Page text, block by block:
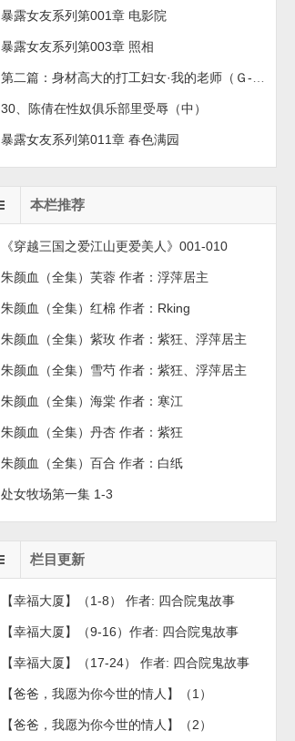
暴露女友系列第001章 电影院
暴露女友系列第003章 照相
30、陈倩在性奴俱乐部里受辱（中）
暴露女友系列第011章 春色满园
本栏推荐
《穿越三国之爱江山更爱美人》001-010
朱颜血（全集）芙蓉 作者：浮萍居主
朱颜血（全集）红棉 作者：Rking
朱颜血（全集）紫玫 作者：紫狂、浮萍居主
朱颜血（全集）雪芍 作者：紫狂、浮萍居主
朱颜血（全集）海棠 作者：寒江
朱颜血（全集）丹杏 作者：紫狂
朱颜血（全集）百合 作者：白纸
处女牧场第一集 1-3
栏目更新
【幸福大厦】（1-8） 作者: 四合院鬼故事
【幸福大厦】（9-16）作者: 四合院鬼故事
【幸福大厦】（17-24） 作者: 四合院鬼故事
【爸爸，我愿为你今世的情人】（1）
【爸爸，我愿为你今世的情人】（2）